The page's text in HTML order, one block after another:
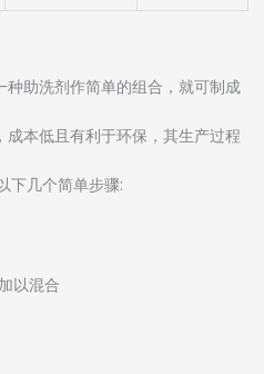
助洗剂作简单的组合，就可制成
本低且有利于环保，其生产过程
下几个简单步骤:
以混合